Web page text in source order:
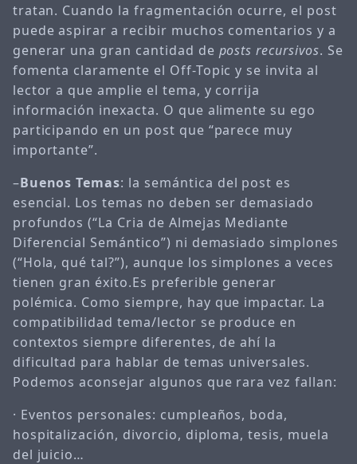
tratan. Cuando la fragmentación ocurre, el post
puede aspirar a recibir muchos comentarios y a
generar una gran cantidad de posts recursivos. Se
fomenta claramente el Off-Topic y se invita al
lector a que amplie el tema, y corrija
información inexacta. O que alimente su ego
participando en un post que “parece muy
importante”.
–Buenos Temas: la semántica del post es
esencial. Los temas no deben ser demasiado
profundos (“La Cria de Almejas Mediante
Diferencial Semántico”) ni demasiado simplones
(“Hola, qué tal?”), aunque los simplones a veces
tienen gran éxito.Es preferible generar
polémica. Como siempre, hay que impactar. La
compatibilidad tema/lector se produce en
contextos siempre diferentes, de ahí la
dificultad para hablar de temas universales.
Podemos aconsejar algunos que rara vez fallan:
· Eventos personales: cumpleaños, boda,
hospitalización, divorcio, diploma, tesis, muela
del juicio…